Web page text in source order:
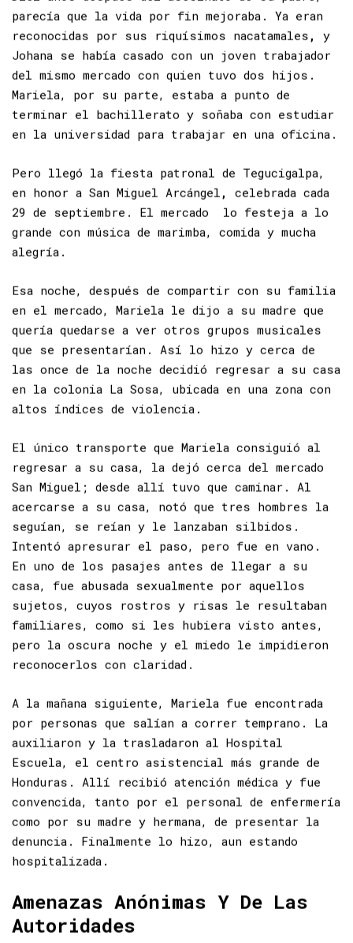
Diez años después del asesinato de su padre,
parecía que la vida por fin mejoraba. Ya eran
reconocidas por sus riquísimos nacatamales,y
Johana se había casado con un joven trabajador
del mismo mercado con quien tuvo dos hijos.
Mariela, por su parte, estaba a punto de
terminar el bachillerato y soñaba con estudiar
Pero llegó la fiesta patronal de Tegucigalpa,
en honor a San Miguel Arcángel
,celebrada cada
29 de septiembre. El mercado lo festeja a lo
grande con música de marimba, comida y mucha
Esa noche, después de compartir con su familia
en el mercado, Mariela le dijo a su madre que
quería quedarse a ver otros grupos musicales
que se presentarían. Así lo hizo y cerca de
las once de la noche decidió regresar a su casa
en la colonia La Sosa, ubicada en una
El único transporte que Mariela consiguió al
regresar a su casa, la dejó cerca del mercado
San Miguel; desde allí tuvo que caminar. Al
acercarse a su casa, notó que tres hombres la
seguían, se reían y le lanzaban silbidos.
Intentó apresurar el paso, pero fue en vano.
En uno de los pasajes antes de llegar a su
casa, fue abusada sexualmente por aquellos
sujetos, cuyos rostros y risas le resultaban
familiares, como si les hubiera visto antes,
pero la oscura noche y el miedo le impidieron
A la mañana siguiente, Mariela fue encontrada
por personas que salían a correr temprano. La
auxiliaron y la trasladaron al Hospital
Escuela, el centro asistencial más grande de
Honduras. Allí recibió atención médica y fue
convencida, tanto por el personal de enfermería
como por su madre y hermana, de presentar la
denuncia. Finalmente lo hizo, aun estando
Amenazas Anónimas Y De Las